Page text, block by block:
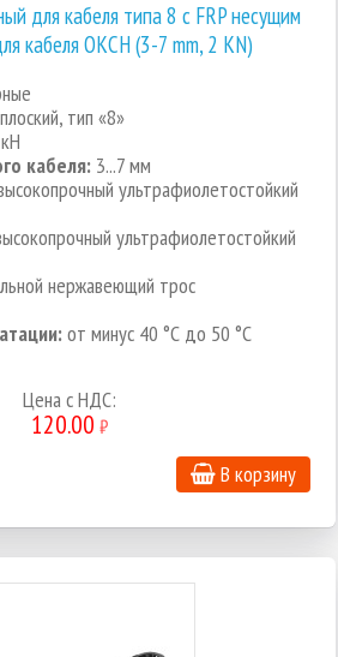
для кабеля типа 8 с FRP несущим
кабеля ОКСН (3-7 mm, 2 KN)
тип «8»
кабеля: 3...7 мм
ультрафиолетостойкий
ультрафиолетостойкий
нержавеющий трос
от минус 40 °С до 50 °С
Цена с НДС:
120.00 ₽
В корзину